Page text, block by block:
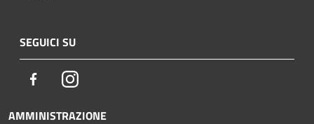
SEGUICI SU
FacebookInstagram
AMMINISTRAZIONE